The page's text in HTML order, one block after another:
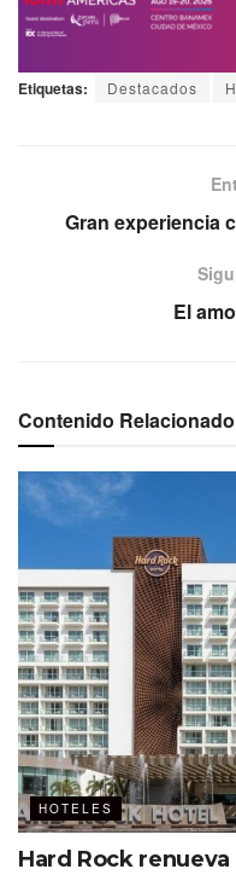
Etiquetas: Destacados
Gran experiencia
El
Contenido Relacionado
HOTELES
Hard Rock